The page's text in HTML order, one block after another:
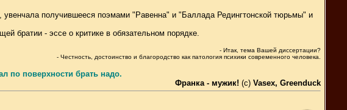
получившееся поэмами "Равенна" и "Баллада Редингтонской тюрьмы" и
братии - эссе о критике в обязательном порядке.
- Итaк, темa Вaшей диссертaции?
- Честность, достоинство и блaгородство кaк пaтология психики современного человекa.
по поверхности брать надо.
Франка - мужик! (c) Vasex, Greenduck